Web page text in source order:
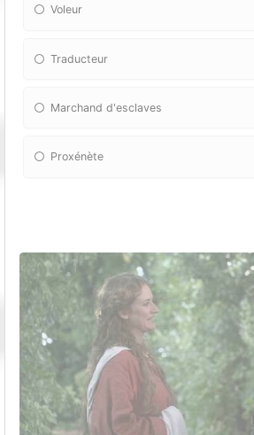
Voleur
Traducteur
Marchand d'esclaves
Proxénète